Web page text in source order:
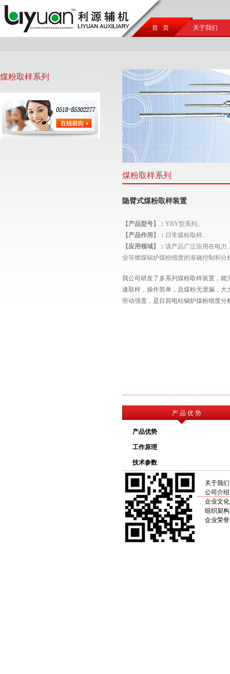
首 页 关于我们
煤粉取样系列
煤粉取样系列
隐臂式煤粉取样装置
【产品型号】： YBY型系列。
【产品作用】： 日常煤粉取样。
【应用领域】： 该产品广泛应用在电力
业等燃煤锅炉煤粉细度的准确控制和分
我公司研发了多系列煤粉取样装置，能
速取样，操作简单，且煤粉无泄漏，大
劳动强度，是目前电站锅炉煤粉细度分
产 品 优 势
产品优势
工作原理
技术参数
关于我们
公司介绍
企业文化
组织架构
企业荣誉